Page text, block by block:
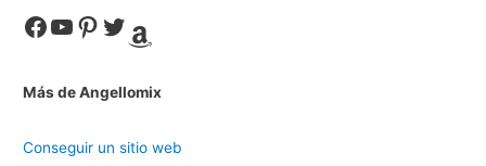
Facebook YouTube Pinterest Twitter Amazon
Más de Angellomix
Conseguir un sitio web